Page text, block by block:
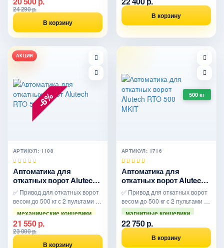
24 290 р.
В корзину
дл..
В корзину
АКЦИЯ
-6%
АРТИКУЛ: 1108
Автоматика для
откатных ворот Alutech
RTO 500
✅ Привод для откатных ворот
весом до 500 кг с 2 пультами
механические концевики
удобная установка
21 550 р.
23 000 р.
В корзину
500 кг
АРТИКУЛ: 1716
Автоматика для
откатных ворот Alutech
RTO 500 MKIT
✅ Привод для откатных ворот
весом до 500 кг с 2 пультами
магнитные концевики
удобная установка
22 750 р.
В корзину